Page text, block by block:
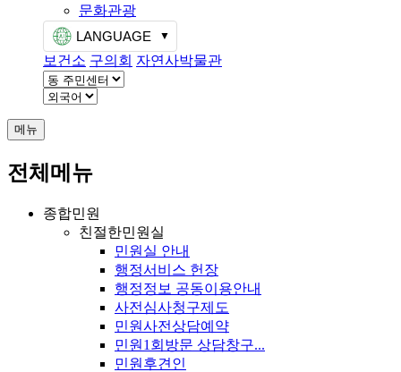
문화관광
LANGUAGE
보건소 구의회 자연사박물관
메뉴
전체메뉴
종합민원
친절한민원실
민원실 안내
행정서비스 헌장
행정정보 공동이용안내
사전심사청구제도
민원사전상담예약
민원1회방문 상담창구...
민원후견인